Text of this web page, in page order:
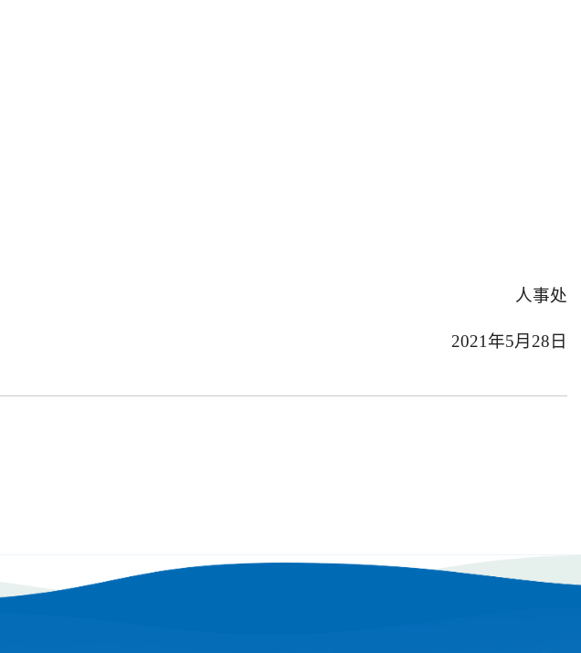
人事处
2021年5月28日